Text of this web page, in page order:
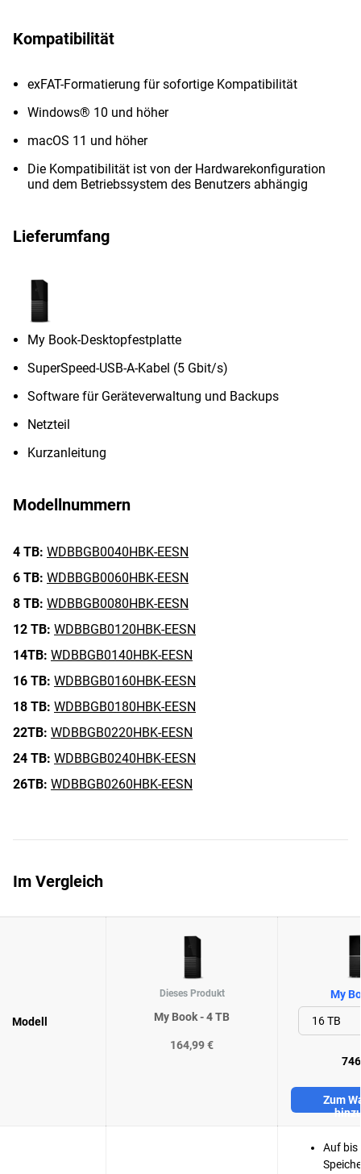
Kompatibilität
exFAT-Formatierung für sofortige Kompatibilität
Windows® 10 und höher
macOS 11 und höher
Die Kompatibilität ist von der Hardwarekonfiguration
und dem Betriebssystem des Benutzers abhängig
Lieferumfang
My Book-Desktopfestplatte
SuperSpeed-USB-A-Kabel (5 Gbit/s)
Software für Geräteverwaltung und Backups
Netzteil
Kurzanleitung
Modellnummern
4 TB: WDBBGB0040HBK-EESN
6 TB: WDBBGB0060HBK-EESN
8 TB: WDBBGB0080HBK-EESN
12 TB: WDBBGB0120HBK-EESN
14TB: WDBBGB0140HBK-EESN
16 TB: WDBBGB0160HBK-EESN
18 TB: WDBBGB0180HBK-EESN
22TB: WDBBGB0220HBK-EESN
24 TB: WDBBGB0240HBK-EESN
26TB: WDBBGB0260HBK-EESN
Im Vergleich
Modell
Dieses Produkt
My Book - 4 TB
164,99 €
My
Zum
Auf bis